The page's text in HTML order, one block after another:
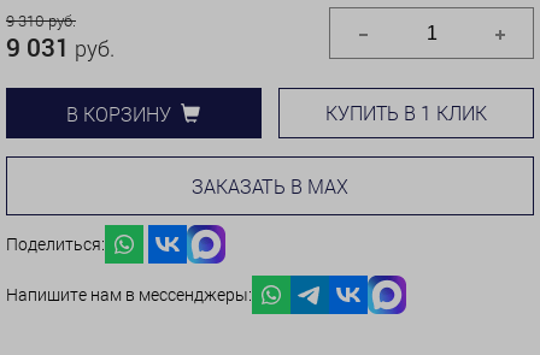
9 310 руб.
9 031 руб.
В КОРЗИНУ КУПИТЬ В 1 КЛИК
ЗАКАЗАТЬ В MAX
Поделиться:
Напишите нам в мессенджеры: